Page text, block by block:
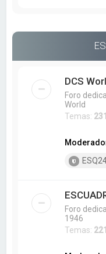
DCS
Foro
World
Temas: 231
Foro
1946
Temas: